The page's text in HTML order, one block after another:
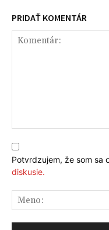
PRIDAŤ KOMENTÁR
Potvrdzujem, že som sa
diskusie.